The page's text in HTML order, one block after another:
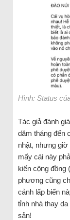
Hình: Status
Tác giả đánh
dăm tháng đến
nhật, nhưng
mấy cái này
kiến cộng đồng
phương cũng
cảnh lấp biển
tỉnh nhà thay
sản!